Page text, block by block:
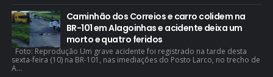
Caminhão dos Correios e carro colidem na
BR-101 em Alagoinhas e acidente deixa um
morto e quatro feridos
Foto: Reprodução Um grave acidente foi registrado na tarde desta
sexta-feira (10) na BR-101, nas imediações do Posto Larco, no trecho de
A...